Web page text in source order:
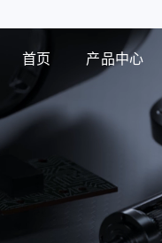
首页 产品中心
骨科手术创面清洗泵
研发实力
企业动态
公司介绍